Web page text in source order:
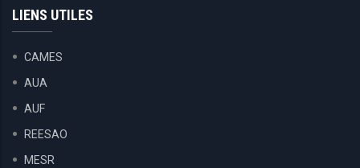
LIENS UTILES
CAMES
AUA
AUF
REESAO
MESR